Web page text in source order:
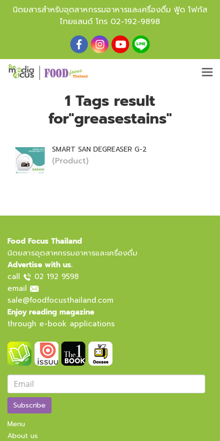
นิตยสารสำหรับอุตสาหกรรมอาหารและเครื่องดื่ม ฟู้ด โฟกัส
ไทยแลนด์ โทร 02-192-9898
1 Tags result
for"greasestains"
SMART SAN DEGREASER G-2
(Product)
Food Focus Thailand
นิตยสารอุตสาหกรรมอาหารและเครื่องดื่ม
Advertise with us.
call
02 192 9598
email
sale@foodfocusthailand.com
Enjoy reading magazine
through e-book applications
Subscribe
Menu
About us